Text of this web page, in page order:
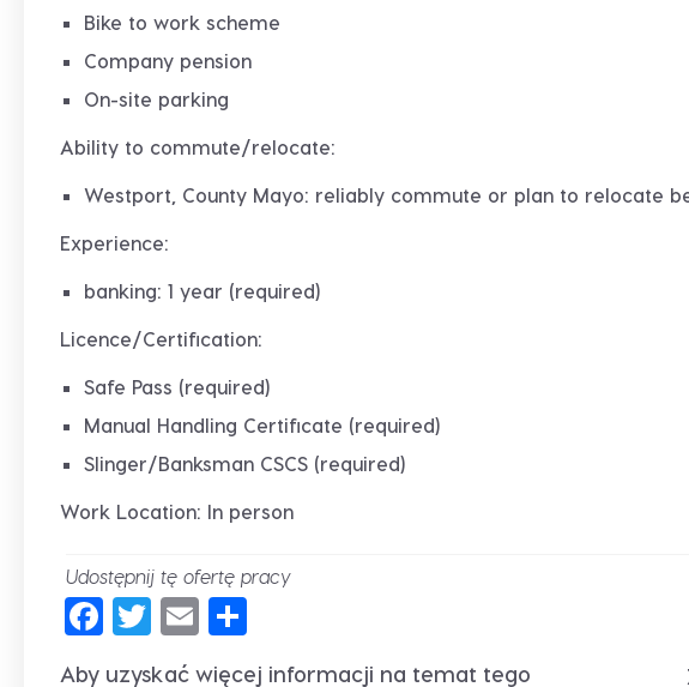
Bike to work scheme
Company pension
On-site parking
Ability to commute/relocate:
Westport, County Mayo: reliably commute or plan to relocate
Experience:
banking: 1 year (required)
Licence/Certification:
Safe Pass (required)
Manual Handling Certificate (required)
Slinger/Banksman CSCS (required)
Work Location: In person
Udostępnij tę ofertę pracy
Facebook
Twitter
Email
Aby uzyskać więcej informacji na temat tego